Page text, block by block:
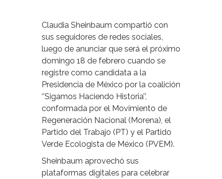
Claudia Sheinbaum compartió con
sus seguidores de redes sociales,
luego de anunciar que será el próximo
domingo 18 de febrero cuando se
registre como candidata a la
Presidencia de México por la coalición
‘’Sigamos Haciendo Historia’’,
conformada por el Movimiento de
Regeneración Nacional (Morena), el
Partido del Trabajo (PT) y el Partido
Verde Ecologista de México (PVEM).
Sheinbaum aprovechó sus
plataformas digitales para celebrar